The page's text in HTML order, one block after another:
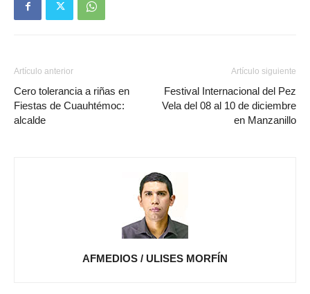
Artículo anterior
Cero tolerancia a riñas en
Fiestas de Cuauhtémoc:
alcalde
Artículo siguiente
Festival Internacional del Pez
Vela del 08 al 10 de diciembre
en Manzanillo
AFMEDIOS / ULISES MORFÍN